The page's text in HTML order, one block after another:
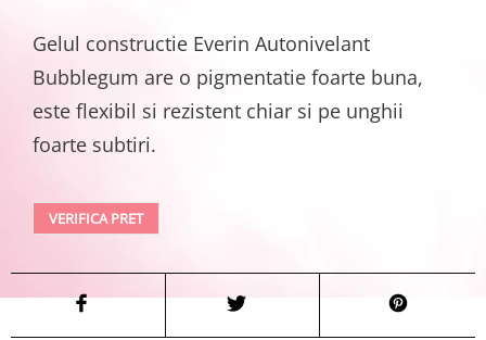
Gelul constructie Everin Autonivelant
Bubblegum are o pigmentatie foarte buna,
este flexibil si rezistent chiar si pe unghii
foarte subtiri.
VERIFICA PRET